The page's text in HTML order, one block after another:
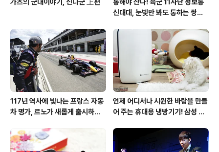
가츠의 군대이야기, 신나군 上편
통해야 산다! 육군 11사단 정보통
신대대, 눈빛만 봐도 통하는 쌍둥
117년 역사에 빛나는 프랑스 자동
차 명가, 르노가 새롭게 출시하는
언제 어디서나 시원한 바람을 만들
어 주는 휴대용 냉방기기! 삼성 포